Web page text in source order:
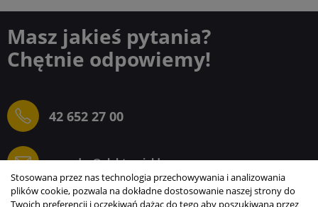
Masz jakieś pytania?
Chętnie odpowiemy!
42 652 27 00
sprzedaz@elektrogielda.com
Stosowana przez nas technologia przechowywania i analizowania
plików cookie, pozwala na dokładne dostosowanie naszej strony do
Twoich preferencji i oczekiwań dążąc do tego aby poszukiwana przez